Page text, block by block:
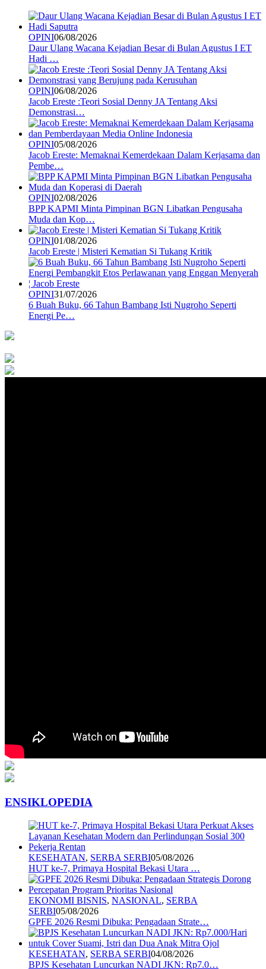
OPINI06/08/2026
Daur Ulang Wacana Kejadian Besar di Bulan Agustus I ET
Hadi …
OPINI06/08/2026
Jacob Ereste :Teori Sosial Denny JA Tentang Aksi
Demonstrasi…
OPINI05/08/2026
Jacob Ereste: Memaknai Kemerdekaan Dalam Kerjasama dan
Pembe…
OPINI02/08/2026
BPP KAPMI Minta Pimpinan BGN Libatkan Pengusaha
Muda dan Kop…
OPINI01/08/2026
Jacob Ereste | Misteri Kematian Si Tukang Kritik
OPINI31/07/2026
6 Buah Buku, 66 Tahun Bambang Isti Nugroho Seperti
Energi Pe…
ENSIKLOPEDIA
KESEHATAN, SERBA SERBI05/08/2026
HUT ke-7, Primaya Hospital Bekasi Utara …
EKONOMI BISNIS, NASIONAL, SERBA
SERBI05/08/2026
GPFE 2026 Resmi Dibuka: Pengadaan Strate…
KESEHATAN, SERBA SERBI04/08/2026
BPJS Kesehatan Luncurkan NADI JKN: Rp7.0…